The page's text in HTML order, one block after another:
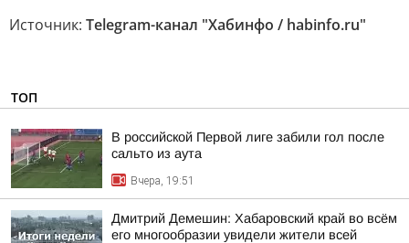
Источник: Telegram-канал "Хабинфо / habinfo.ru"
ТОП
В российской Первой лиге забили гол после
сальто из аута
Вчера, 19:51
Дмитрий Демешин: Хабаровский край во всём
его многообразии увидели жители всей